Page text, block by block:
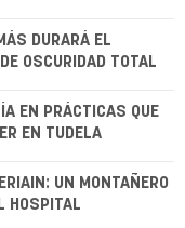
DURARÁ EL
OSCURIDAD TOTAL
EN PRÁCTICAS QUE
EN TUDELA
UN MONTAÑERO
HOSPITAL